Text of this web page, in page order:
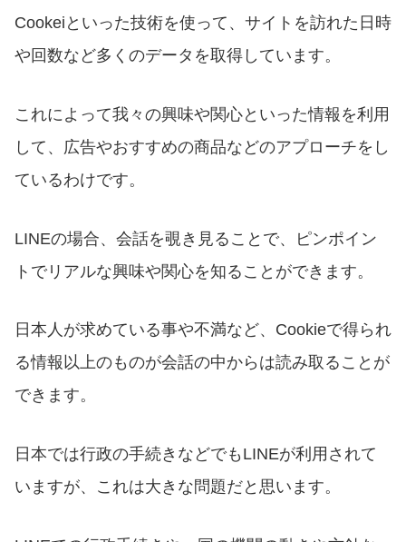
Cookeiといった技術を使って、サイトを訪れた日時
や回数など多くのデータを取得しています。
これによって我々の興味や関心といった情報を利用
して、広告やおすすめの商品などのアプローチをし
ているわけです。
LINEの場合、会話を覗き見ることで、ピンポイン
トでリアルな興味や関心を知ることができます。
日本人が求めている事や不満など、Cookieで得られ
る情報以上のものが会話の中からは読み取ることが
できます。
日本では行政の手続きなどでもLINEが利用されて
いますが、これは大きな問題だと思います。